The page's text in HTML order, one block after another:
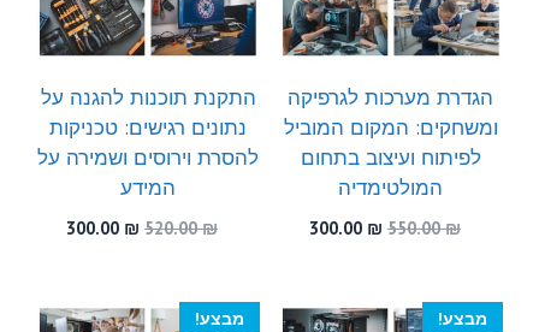
הגדרת מערכות לגרפיקה
ומשחקים: המקום המוביל
לפיתוח ועיצוב בתחום
המולטימדיה
550.00₪
המחיר
550.00 ₪.
300.00 ₪
300.00 ₪.
התקנת תוכנות להגנה על
נתונים רגישים: טכניקות
להסרת וירוסים ושמירה על
המידע
520.00₪
המחיר
520.00 ₪.
300.00 ₪
המחיר
300.00 ₪.
מבצע! מבצע!